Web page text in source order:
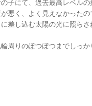
子にて、過去最高レベルの
悪く、よく見えなかったの
差し込む太陽の光に照ら
周りのぽつぽつまでしっか